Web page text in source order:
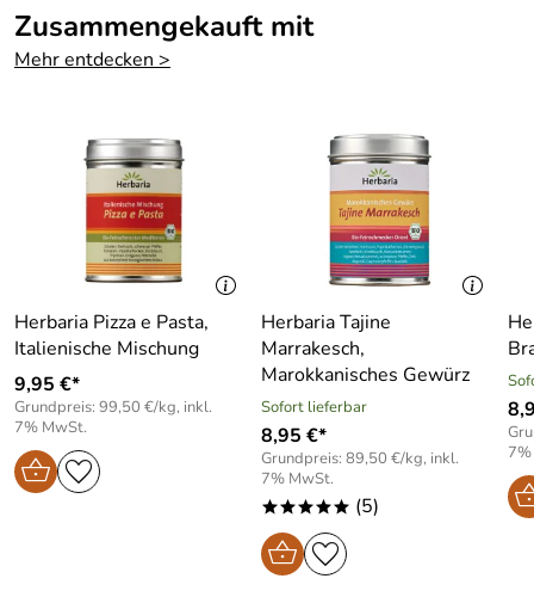
Zusammengekauft mit
Mehr entdecken >
Herbaria Pizza e Pasta,
Italienische Mischung
9,95 €*
Grundpreis: 99,50 €/kg, inkl.
7% MwSt.
Herbaria Tajine
Marrakesch,
Marokkanisches Gewürz
Sofort lieferbar
8,95 €*
Grundpreis: 89,50 €/kg, inkl.
7% MwSt.
***** (5)